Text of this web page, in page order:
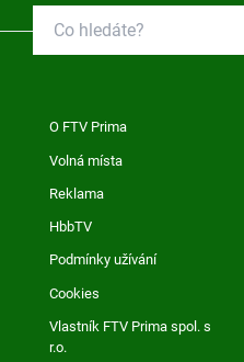
O FTV Prima
Volná místa
Reklama
HbbTV
Podmínky užívání
Cookies
Vlastník FTV Prima spol. s
r.o.